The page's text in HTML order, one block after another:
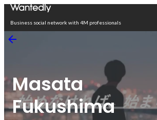
Business social network with 4M professionals
Masata
Fukushima